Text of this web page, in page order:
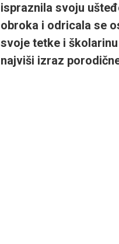
ispraznila svoju
obroka i odricala se
svoje tetke i
najviši izraz